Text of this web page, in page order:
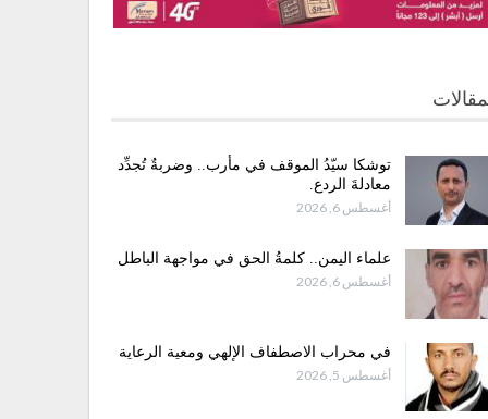
توشكا سيّدُ الموقف في مأرب.. وضربةٌ تُجدِّد
معادلةَ الردع.
أغسطس 6, 2026
علماء اليمن.. كلمةُ الحق في مواجهة الباطل
أغسطس 6, 2026
في محراب الاصطفاف الإلهي ومعية الرعاية
أغسطس 5, 2026